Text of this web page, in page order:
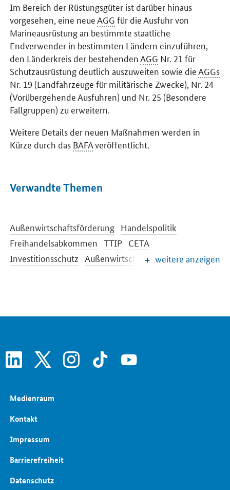
Im Bereich der Rüstungsgüter ist darüber hinaus
vorgesehen, eine neueAGG für die Ausfuhr von
Marineausrüstung an bestimmte staatliche
Endverwender in bestimmten Ländern einzuführen,
den Länderkreis der bestehendenAGG Nr. 21 für
Schutzausrüstung deutlich auszuweiten sowie dieAGGs
Nr. 19 (Landfahrzeuge für militärische Zwecke), Nr. 24
(Vorübergehende Ausfuhren) und Nr. 25 (Besondere
Fallgruppen) zu erweitern.
Weitere Details der neuen Maßnahmen werden in
Kürze durch das BAFAveröffentlicht.
Verwandte Themen
Außenwirtschaftsförderung Handelspolitik
Freihandelsabkommen TTIP CETA
Investitionsschutz Außenwirtschaftsrechtweitere anzeigen
linkedin instagram tiktok youtube
Medienraum
Kontakt
Impressum
Barrierefreiheit
Datenschutz